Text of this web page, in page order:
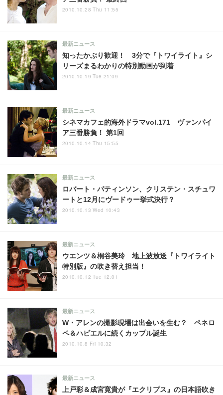
2010.10.28 Thu 11:55
知ったかぶり歓迎！ 3分で『トワイライト』シ
リーズまるわかりの特別動画が到着
最新ニュース
2010.10.19 Tue 21:09
シネマカフェ的海外ドラマvol.171 ヴァンパイ
ア三番勝負！ 第1回
最新ニュース
2010.10.14 Thu 15:55
ロバート・パティンソン、クリステン・スチュワ
ートと12月にヴードゥー挙式決行？
最新ニュース
2010.10.13 Wed 10:43
ウエンツ＆桐谷美玲 地上波放送『トワイライト
特別版』の吹き替え担当！
最新ニュース
2010.10.12 Tue 12:01
W・アレンの撮影現場は出会いを生む？ ペネロ
ペ＆ハビエルに続くカップル誕生
最新ニュース
2010.10.8 Fri 10:32
上戸彩＆成宮寛貴が『エクリプス』の日本語吹き
最新ニュース